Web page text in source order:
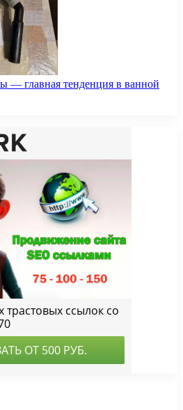
— главная тенденция в ванной